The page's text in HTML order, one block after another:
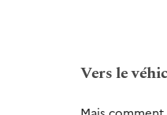
Vers le